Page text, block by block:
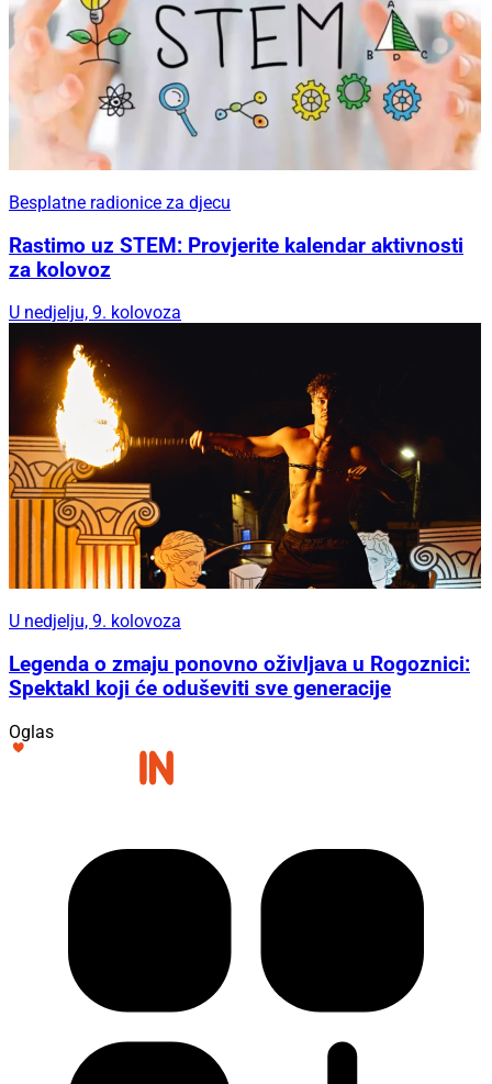
Besplatne radionice za djecu
Rastimo uz STEM: Provjerite kalendar aktivnosti
za kolovoz
U nedjelju, 9. kolovoza
U nedjelju, 9. kolovoza
Legenda o zmaju ponovno oživljava u Rogoznici:
Spektakl koji će oduševiti sve generacije
Oglas